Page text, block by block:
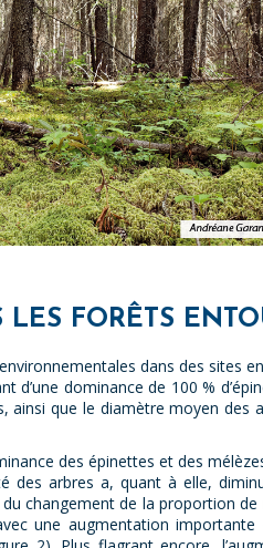
FORÊTS
dans des sites
dominance de 100 %
que le diamètre moyen des
des épinettes et des
arbres a, quant à elle,
changement de la proportion
une augmentation